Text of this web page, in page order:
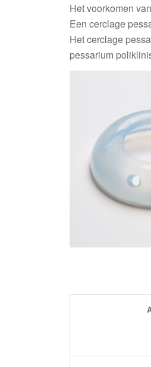
Het voorkomen
Een cerclage
Het cerclage
pessarium